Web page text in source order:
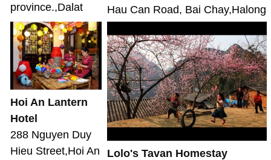
province.,Dalat
Hau Can Road, Bai Chay,Halong
Hoi An Lantern
Hotel
288 Nguyen Duy
Hieu Street,Hoi An
Lolo's Tavan Homestay